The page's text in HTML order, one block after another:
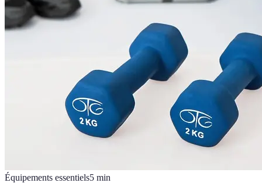
Équipements essentiels5 min